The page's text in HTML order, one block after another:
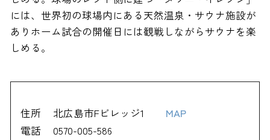
には、世界初の球場内にある天然温泉・サウナ施設が
ありホーム試合の開催日には観戦しながらサウナを楽
しめる。
住所 北広島市Fビレッジ1
MAP
電話
0570-005-586